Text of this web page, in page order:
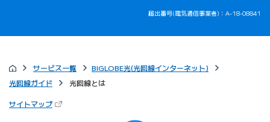
届出番号(電気通信事業者)：A-18-08841
サービス一覧
BIGLOBE光(光回線インターネット)
光回線ガイド
光回線とは
サイトマップ（新しいタブで開きます）